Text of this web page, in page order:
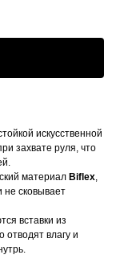
искусственной
захвате руля, что
материал Biflex
не сковывает
вставки из
отводят влагу и